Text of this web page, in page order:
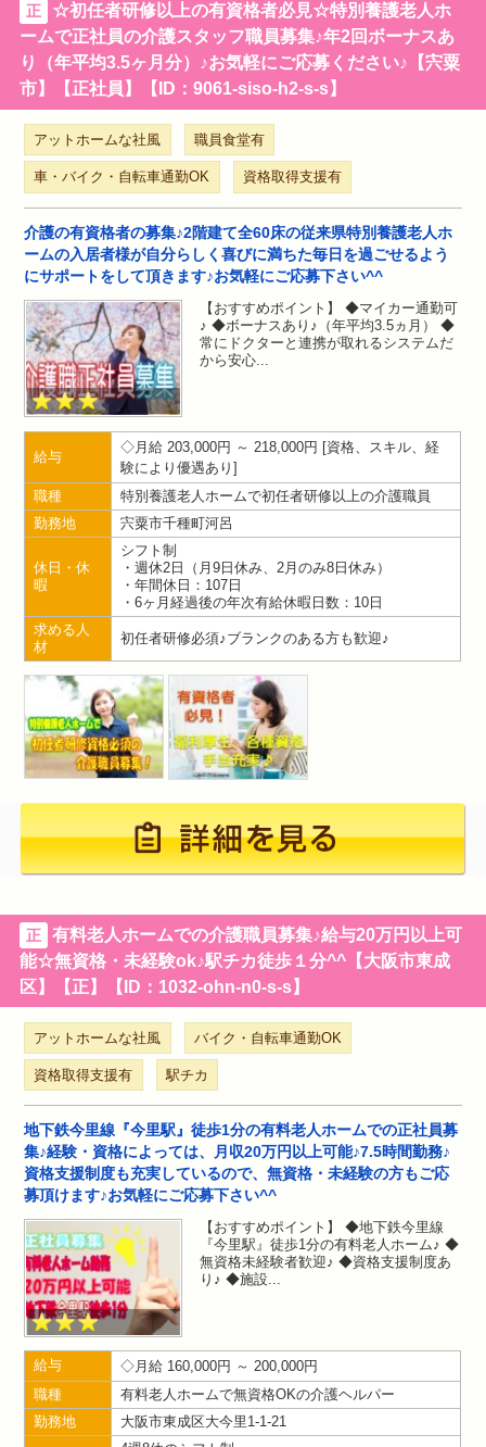
正
☆初任者研修以上の有資格者必見☆特別養護老人ホ
ームで正社員の介護スタッフ職員募集♪年2回ボーナスあ
り（年平均3.5ヶ月分）♪お気軽にご応募ください♪【宍粟
市】【正社員】【ID：9061-siso-h2-s-s】
アットホームな社風 職員食堂有
車・バイク・自転車通勤OK 資格取得支援有
介護の有資格者の募集♪2階建て全60床の従来県特別養護老人ホ
ームの入居者様が自分らしく喜びに満ちた毎日を過ごせるよう
にサポートをして頂きます♪お気軽にご応募下さい^^
【おすすめポイント】 ◆マイカー通勤可
♪ ◆ボーナスあり♪（年平均3.5ヵ月） ◆
常にドクターと連携が取れるシステムだ
から安心
給与
月給 203,000円 ～ 218,000円
資格、スキル、経
験により優遇あり
職種
特別養護老人ホームで初任者研修以上の介護職員
勤務地
宍粟市千種町河呂
休日・休
暇
シフト制
・週休2日（月9日休み、2月のみ8日休み）
・年間休日：107日
・6ヶ月経過後の年次有給休暇日数：10日
求める人
材
初任者研修必須♪ブランクのある方も歓迎♪
正
有料老人ホームでの介護職員募集♪給与20万円以上可
能☆無資格・未経験ok♪駅チカ徒歩１分^^【大阪市東成
区】【正】【ID：1032-ohn-n0-s-s】
アットホームな社風 バイク・自転車通勤OK
資格取得支援有 駅チカ
地下鉄今里線『今里駅』徒歩1分の有料老人ホームでの正社員募
集♪経験・資格によっては、月収20万円以上可能♪7.5時間勤務♪
資格支援制度も充実しているので、無資格・未経験の方もご応
募頂けます♪お気軽にご応募下さい^^
【おすすめポイント】 ◆地下鉄今里線
『今里駅』徒歩1分の有料老人ホーム♪ ◆
無資格未経験者歓迎♪ ◆資格支援制度あ
り♪ ◆施設
給与
月給 160,000円 ～ 200,000円
職種
有料老人ホームで無資格OKの介護ヘルパー
勤務地
大阪市東成区大今里1-1-21